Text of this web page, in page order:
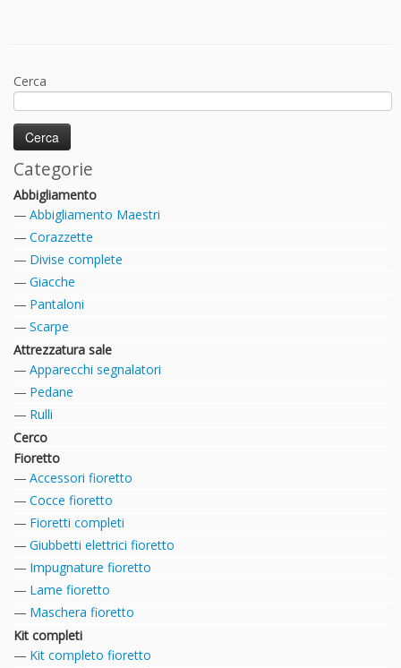
Cerca
Categorie
Abbigliamento
Abbigliamento Maestri
Corazzette
Divise complete
Giacche
Pantaloni
Scarpe
Attrezzatura sale
Apparecchi segnalatori
Pedane
Rulli
Cerco
Fioretto
Accessori fioretto
Cocce fioretto
Fioretti completi
Giubbetti elettrici fioretto
Impugnature fioretto
Lame fioretto
Maschera fioretto
Kit completi
Kit completo fioretto